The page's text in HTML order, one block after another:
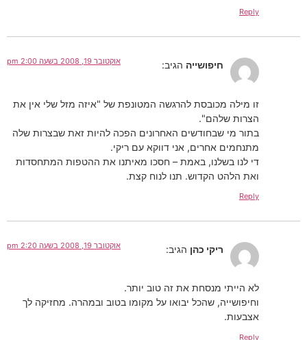
Reply
חיפושייה הגיב: אוקטובר 19, 2008 בשעה 2:00 pm
זו מילה מכובסת להרגשה המטונפת של "איזה מזל שלי אין את
הצרות שלהם".
בתור מי שבחודשים האחרונים הפכה להיות זאת שבצרות שלה
מתנחמים אחרים, אני דווקא עם ריקי.
די לנו בשלנו, באמת – חסכו מאיתנו את ההטפות המתחסדות
ואת הלהט הקדוש. תנו לנוח קצת.
Reply
ריקי כהן הגיב: אוקטובר 19, 2008 בשעה 2:20 pm
לא הייתי מנסחת את זה טוב יותר.
וחיפושייה, שהכל יבואו על מקומו בטוב ובמהרה. מחזיקה לך
אצבעות.
Reply